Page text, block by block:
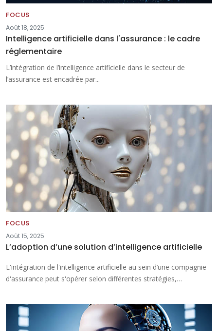
FOCUS
Août 18, 2025
Intelligence artificielle dans l'assurance : le cadre
réglementaire
L’intégration de l’intelligence artificielle dans le secteur de
l’assurance est encadrée par...
FOCUS
Août 15, 2025
L’adoption d’une solution d’intelligence artificielle
L'intégration de l'intelligence artificielle au sein d’une compagnie
d'assurance peut s'opérer selon différentes stratégies,…